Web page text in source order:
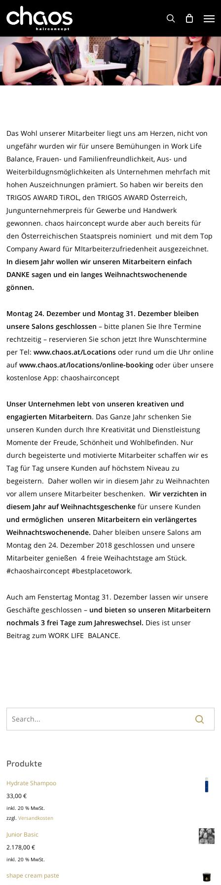
content
search
Das Wohl unserer Mitarbeiter liegt uns am Herzen, nicht von
ungefähr wurden wir für unsere Bemühungen in Work Life
Balance, Frauen- und Familienfreundlichkeit, Aus- und
Weiterbildugnsmöglichkeiten als Unternehmen mehrfach mit
hohen Auszeichnungen prämiert. So haben wir bereits den
TRIGOS AWARD TiROL, den TRIGOS AWARD Österreich,
Jungunternehmerpreis für Gewerbe und Handwerk
gewonnen. chaos hairconcept wurde aber auch bereits für
den Österreichischen Staatspreis nominiert und mit dem Top
Company Award für MItarbeiterzufriedenheit ausgezeichnet.
In diesem Jahr wollen wir unseren Mitarbeitern einfach
DANKE sagen und ein langes Weihnachtswochenende
gönnen.
Montag 24. Dezember und Montag 31. Dezember bleiben
unsere Salons geschlossen – bitte planen Sie Ihre Termine
rechtzeitig – reservieren Sie schon jetzt Ihre Wunschtermine
per Tel:www.chaos.at/Locations oder rund um die Uhr online
aufwww.chaos.at/locations/online-booking oder über unsere
kostenlose App: chaoshairconcept
Unser Unternehmen lebt von unseren kreativen und
engagierten Mitarbeitern. Das Ganze Jahr schenken Sie
unseren Kunden durch Ihre Kreativität und Dienstleistung
Momente der Freude, Schönheit und Wohlbefinden. Nur
durch begeisterte und motivierte Mitarbeiter schaffen wir es
Tag für Tag unsere Kunden auf höchstem Niveau zu
begeistern. Daher wollen wir in diesem Jahr zu Weihnachten
vor allem unsere Mitarbeiter beschenken.Wir verzichten in
diesem Jahr auf Weihnachtsgeschenke für unsere Kunden
und ermöglichen unseren Mitarbeitern ein verlängertes
Weihnachtswochenende. Daher bleiben unsere Salons am
Montag den 24. Dezember 2018 geschlossen und unsere
Mitarbeiter genießen 4 freie Weihachtstage am Stück.
#chaoshairconcept #bestplacetowork.
Auch am Fenstertag Montag 31. Dezember lassen wir unsere
Geschäfte geschlossen – und bieten so unseren Mitarbeitern
nochmals 3 frei Tage zum Jahreswechsel. Dies ist unser
Beitrag zum WORK LIFE BALANCE.
Produkte
Hydrate Shampoo
33,00€
inkl. 20 % MwSt.
zzgl.Versandkosten
Junior Basic
2.178,00€
inkl. 20 % MwSt.
shape cream paste